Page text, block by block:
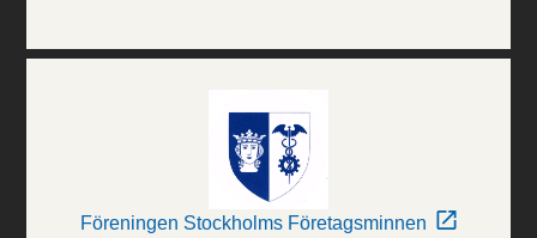
Föreningen Stockholms Företagsminnen